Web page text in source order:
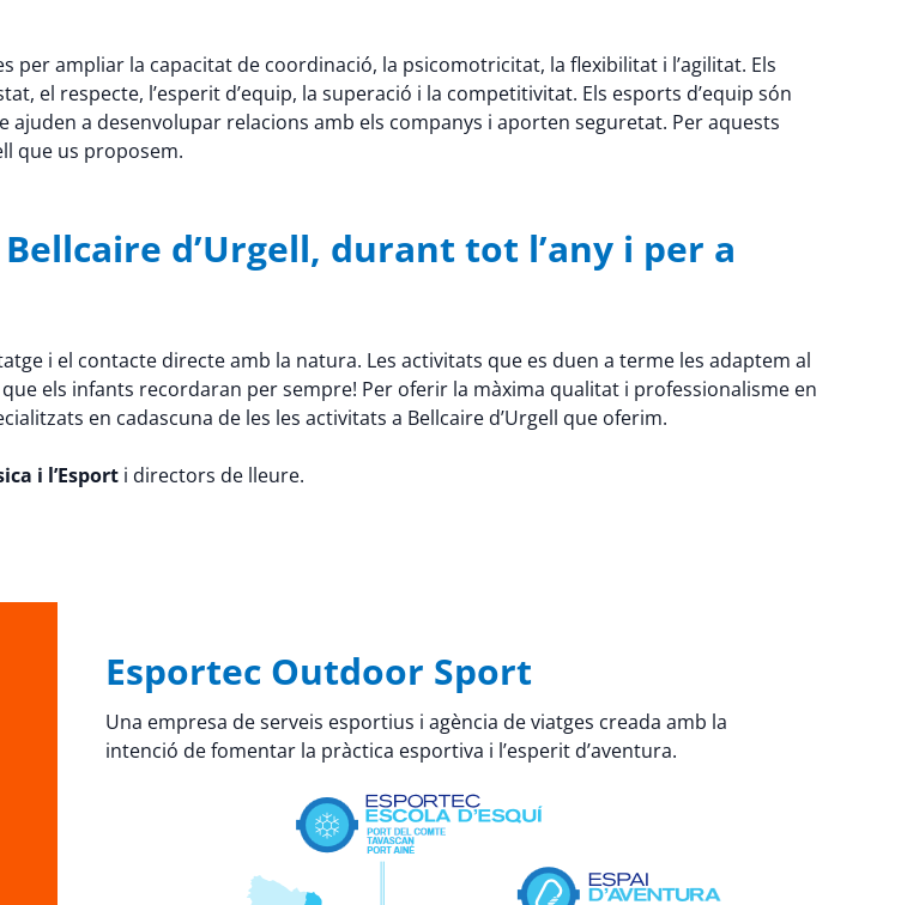
per ampliar la capacitat de coordinació, la psicomotricitat, la flexibilitat i l’agilitat. Els
el respecte, l’esperit d’equip, la superació i la competitivitat. Els esports d’equip són
a desenvolupar relacions amb els companys i aporten seguretat. Per aquests
que us proposem.
d’Urgell, durant tot l’any i per a
i el contacte directe amb la natura. Les activitats que es duen a terme les adaptem al
els infants recordaran per sempre! Per oferir la màxima qualitat i professionalisme en
en cadascuna de les les activitats a Bellcaire d’Urgell que oferim.
i l’Esport i directors de lleure.
Esportec Outdoor Sport
Una empresa de serveis esportius i agència de viatges creada amb la
intenció de fomentar la pràctica esportiva i l’esperit d’aventura.